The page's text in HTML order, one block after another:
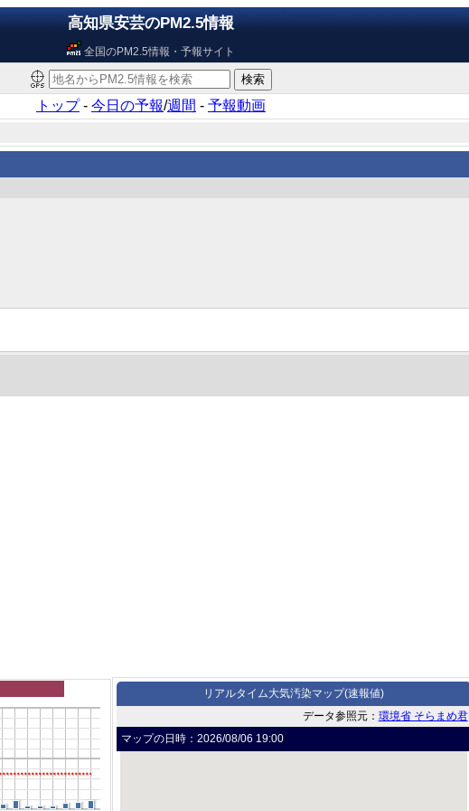
高知県安芸のPM2.5情報
全国のPM2.5情報・予報サイト
トップ- 今日の予報/週間 - 予報動画
リアルタイム大気汚染マップ(速報値)
データ参照元： 環境省 そらまめ君
マップの日時： 2026/08/06 19:00